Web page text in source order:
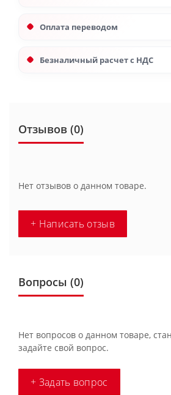
Оплата переводом
Безналичный расчет с НДС
Отзывов (0)
Нет отзывов о данном товаре.
+ Написать отзыв
Вопросы (0)
Нет вопросов о данном товаре,
задайте свой вопрос.
+ Задать вопрос